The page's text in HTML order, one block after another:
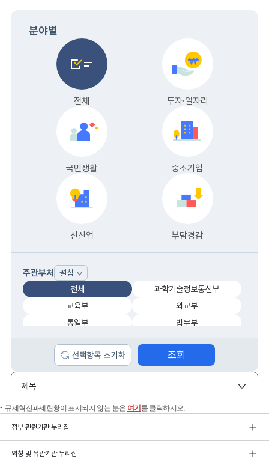
규제혁신과제현황이 표시되지 않는 분은 여기 를 클릭하시오.
정부 관련기관 누리집
외청 및 유관기관 누리집